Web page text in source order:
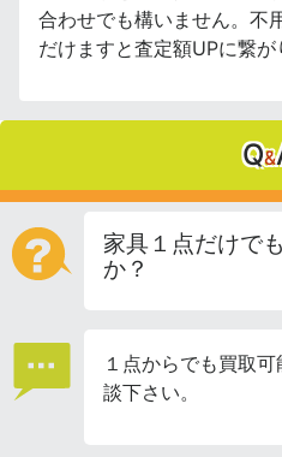
合わせでも構いません。不
だけますと査定額UPに繋が
Q&
家具１点だけで
か？
１点からでも買取
談下さい。